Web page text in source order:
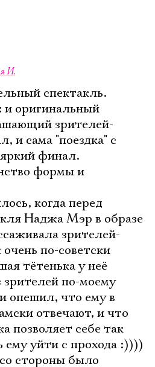
И.
спектакль.
и оригинальный
зрителей-
и сама "поездка" с
финал.
формы и
когда перед
Наджа Мэр в образе
зрителей-
по-советски
тётенька у неё
по-моему
опешил, что ему в
отвечают, и что
позволяет себе так
ему уйти с прохода :))))
стороны было